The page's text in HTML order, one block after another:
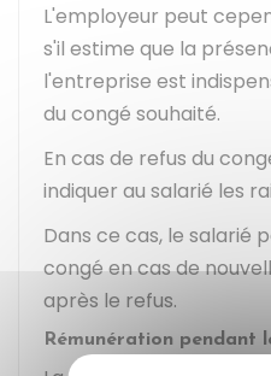
L'employeur peut
s'il estime que la
l'entreprise est
du congé souhaité.
En cas de refus du
indiquer au salarié les
Dans ce cas, le salarié
congé en cas de
après le refus.
Rémunération pendant